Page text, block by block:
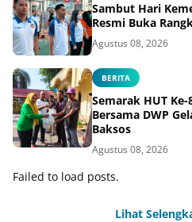
Sambut Hari
Resmi Buka
Agustus 08, 2026
BERITA
Semarak HUT
Bersama DWP
Baksos
Agustus 08, 2026
Failed to load posts.
Lihat